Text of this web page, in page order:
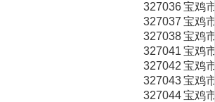
327036宝鸡
327037 宝鸡
327038宝鸡
327041 宝鸡
327042 宝鸡
327043宝鸡
327044宝鸡